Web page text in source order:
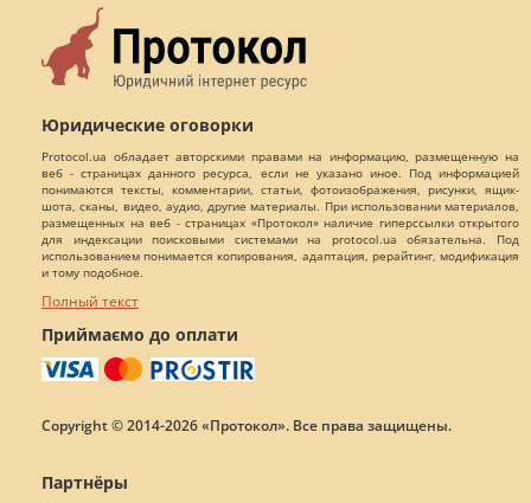
Юридические оговорки
Protocol.ua обладает авторскими правами на информацию, размещенную на
веб - страницах данного ресурса, если не указано иное. Под информацией
понимаются тексты, комментарии, статьи, фотоизображения, рисунки, ящик-
шота, сканы, видео, аудио, другие материалы. При использовании материалов,
размещенных на веб - страницах «Протокол» наличие гиперссылки открытого
для индексации поисковыми системами на protocol.ua обязательна. Под
использованием понимается копирования, адаптация, рерайтинг, модификация
и тому подобное.
Полный текст
Приймаємо до оплати
Copyright © 2014-2026 «Протокол». Все права защищены.
Партнёры